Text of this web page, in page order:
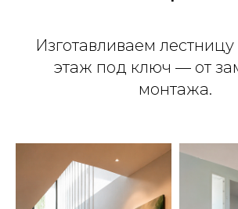
Изготавливаем лестницу
этаж под ключ — от
монтажа.